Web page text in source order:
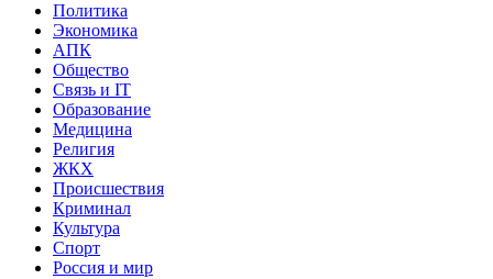
Политика
Экономика
АПК
Общество
Связь и IT
Образование
Медицина
Религия
ЖКХ
Происшествия
Криминал
Культура
Спорт
Россия и мир